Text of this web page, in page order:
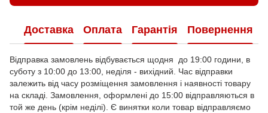
Доставка Оплата Гарантія Повернення
Відправка замовлень відбувається щодня до 19:00 години, в
суботу з 10:00 до 13:00, неділя - вихідний. Час відправки
залежить від часу розміщення замовлення і наявності товару
на складі. Замовлення, оформлені до 15:00 відправляються в
той же день (крім неділі). Є винятки коли товар відправляємо